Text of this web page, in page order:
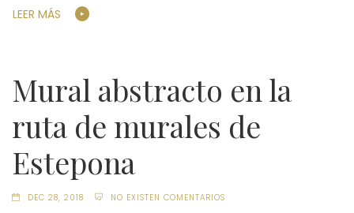
LEER MÁS
Mural abstracto en la
ruta de murales de
Estepona
DEC 28, 2018 NO EXISTEN COMENTARIOS